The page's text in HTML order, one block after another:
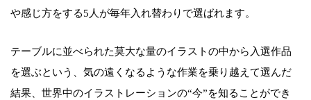
や感じ方をする5人が毎年入れ替わりで選ばれます。
テーブルに並べられた莫大な量のイラストの中から入選作品
を選ぶという、気の遠くなるような作業を乗り越えて選んだ
結果、世界中のイラストレーションの“今”を知ることができ